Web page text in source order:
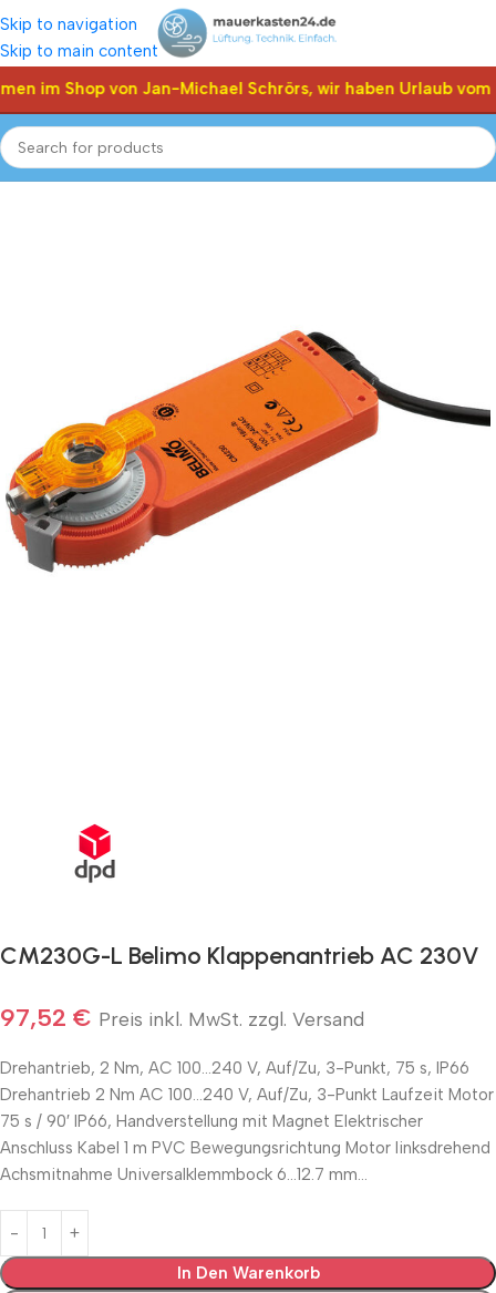
Skip to navigation
Skip to main content
im Shop von Jan-Michael Schrörs, wir haben Urlaub vom
Start Shop Klappen Stellantriebe, Stellmotor Belimo
CM230G-L Belimo Klappenantrieb AC 230V
97,52 € Preis inkl. MwSt. zzgl. Versand
Drehantrieb, 2 Nm, AC 100…240 V, Auf/Zu, 3-Punkt, 75 s, IP66
Drehantrieb 2 Nm AC 100…240 V, Auf/Zu, 3-Punkt Laufzeit Motor
75 s / 90′ IP66, Handverstellung mit Magnet Elektrischer
Anschluss Kabel 1 m PVC Bewegungsrichtung Motor linksdrehend
Achsmitnahme Universalklemmbock 6…12.7 mm…
In Den Warenkorb